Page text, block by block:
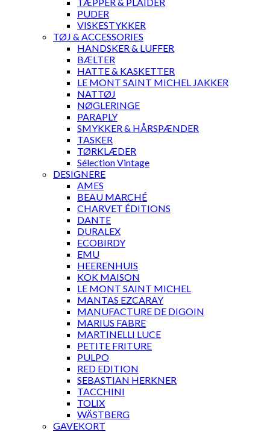
PUDER
VISKESTYKKER
TØJ & ACCESSORIES
HANDSKER & LUFFER
BÆLTER
HATTE & KASKETTER
LE MONT SAINT MICHEL JAKKER
NATTØJ
NØGLERINGE
PARAPLY
SMYKKER & HÅRSPÆNDER
TASKER
TØRKLÆDER
Sélection Vintage
DESIGNERE
AMES
BEAU MARCHÉ
CHARVET ÉDITIONS
DANTE
DURALEX
ECOBIRDY
EMU
HEERENHUIS
KOK MAISON
LE MONT SAINT MICHEL
MANTAS EZCARAY
MANUFACTURE DE DIGOIN
MARIUS FABRE
MARTINELLI LUCE
PETITE FRITURE
PULPO
RED EDITION
SEBASTIAN HERKNER
TACCHINI
TOLIX
WÄSTBERG
GAVEKORT